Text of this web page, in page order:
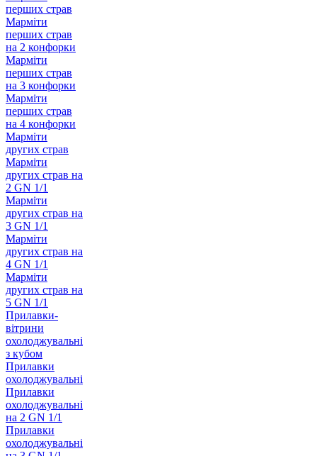
перших страв
Марміти
перших страв
на 2 конфорки
Марміти
перших страв
на 3 конфорки
Марміти
перших страв
на 4 конфорки
Марміти
других страв
Марміти
других страв на
2 GN 1/1
Марміти
других страв на
3 GN 1/1
Марміти
других страв на
4 GN 1/1
Марміти
других страв на
5 GN 1/1
Прилавки-
вітрини
охолоджувальні
з кубом
Прилавки
охолоджувальні
Прилавки
охолоджувальні
на 2 GN 1/1
Прилавки
охолоджувальні